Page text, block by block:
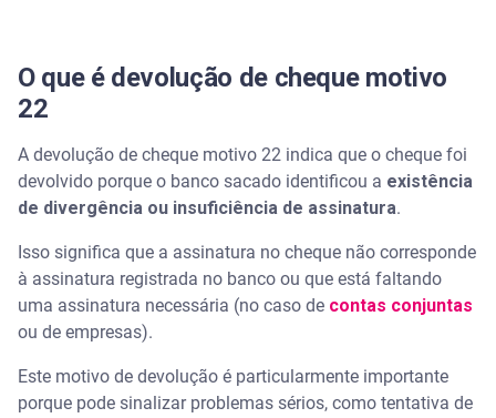
O que é devolução de cheque motivo
22
A devolução de cheque motivo 22 indica que o cheque foi
devolvido porque o banco sacado identificou a existência
de divergência ou insuficiência de assinatura.
Isso significa que a assinatura no cheque não corresponde
à assinatura registrada no banco ou que está faltando
uma assinatura necessária (no caso de contas conjuntas
ou de empresas).
Este motivo de devolução é particularmente importante
porque pode sinalizar problemas sérios, como tentativa de